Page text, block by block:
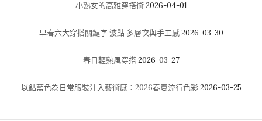
小熟女的高雅穿搭術 2026-04-01
早春六大穿搭關鍵字 波點 多層次與手工感 2026-03-30
春日輕熟風穿搭 2026-03-27
以鈷藍色為日常服裝注入藝術感：2026春夏流行色彩 2026-03-25